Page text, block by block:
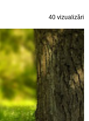
40 vizualizări